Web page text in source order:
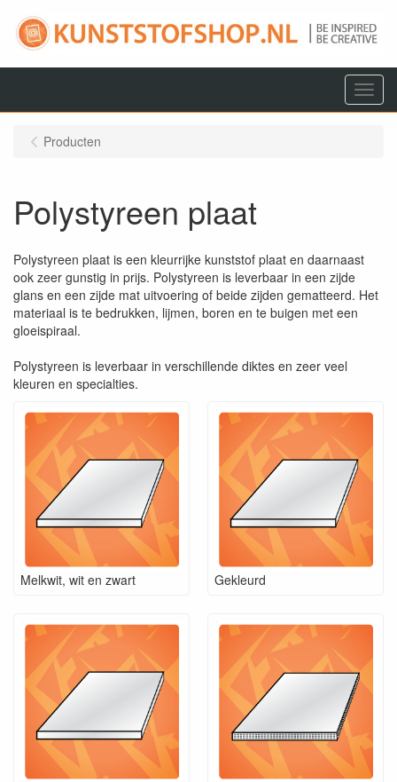
Menu
Producten
Polystyreen plaat
Polystyreen plaat is een kleurrijke kunststof plaat en daarnaast
ook zeer gunstig in prijs. Polystyreen is leverbaar in een zijde
glans en een zijde mat uitvoering of beide zijden gematteerd. Het
materiaal is te bedrukken, lijmen, boren en te buigen met een
gloeispiraal.
Polystyreen is leverbaar in verschillende diktes en zeer veel
kleuren en specialties.
Melkwit, wit en zwart Gekleurd